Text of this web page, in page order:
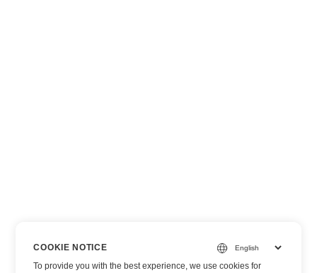
COOKIE NOTICE
To provide you with the best experience, we use cookies for